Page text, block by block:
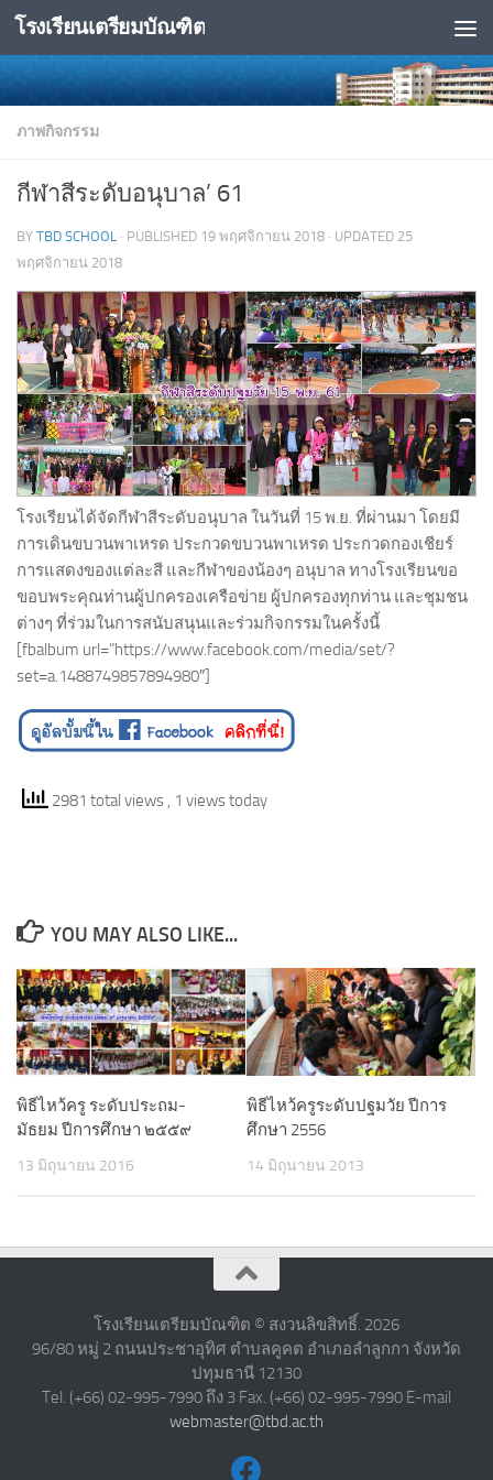
Skip to content
โรงเรียนเตรียมบัณฑิต
ภาพกิจกรรม
กีฬาสีระดับอนุบาล’ 61
BY TBD SCHOOL · PUBLISHED 19 พฤศจิกายน 2018 · UPDATED 25
พฤศจิกายน 2018
โรงเรียนได้จัดกีฬาสีระดับอนุบาล ในวันที่ 15 พ.ย. ที่ผ่านมา โดยมี
การเดินขบวนพาเหรด ประกวดขบวนพาเหรด ประกวดกองเชียร์
การแสดงของแต่ละสี และกีฬาของน้องๆ อนุบาล ทางโรงเรียนขอ
ขอบพระคุณท่านผู้ปกครองเครือข่าย ผู้ปกครองทุกท่าน และชุมชน
ต่างๆ ที่ร่วมในการสนับสนุนและร่วมกิจกรรมในครั้งนี้
[fbalbum url=”https://www.facebook.com/media/set/?
set=a.1488749857894980″]
2981 total views , 1 views today
YOU MAY ALSO LIKE...
พิธีไหว้ครู ระดับประถม-
มัธยม ปีการศึกษา ๒๕๕๙
13 มิถุนายน 2016
พิธีไหว้ครูระดับปฐมวัย ปีการ
ศึกษา 2556
14 มิถุนายน 2013
โรงเรียนเตรียมบัณฑิต © สงวนลิขสิทธิ์. 2026
96/80 หมู่ 2 ถนนประชาอุทิศ ตำบลคูคต อำเภอลำลูกกา จังหวัด
ปทุมธานี 12130
Tel. (+66) 02-995-7990 ถึง 3 Fax. (+66) 02-995-7990 E-mail
webmaster@tbd.ac.th